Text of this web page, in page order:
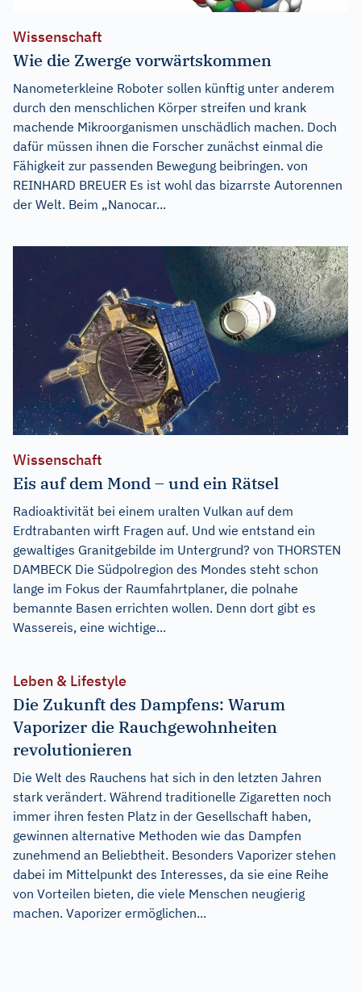
Wissenschaft
Wie die Zwerge vorwärtskommen
Nanometerkleine Roboter sollen künftig unter anderem
durch den menschlichen Körper streifen und krank
machende Mikroorganismen unschädlich machen. Doch
dafür müssen ihnen die Forscher zunächst einmal die
Fähigkeit zur passenden Bewegung beibringen. von
REINHARD BREUER Es ist wohl das bizarrste Autorennen
der Welt. Beim „Nanocar...
Wissenschaft
Eis auf dem Mond – und ein Rätsel
Radioaktivität bei einem uralten Vulkan auf dem
Erdtrabanten wirft Fragen auf. Und wie entstand ein
gewaltiges Granitgebilde im Untergrund? von THORSTEN
DAMBECK Die Südpolregion des Mondes steht schon
lange im Fokus der Raumfahrtplaner, die polnahe
bemannte Basen errichten wollen. Denn dort gibt es
Wassereis, eine wichtige...
Leben & Lifestyle
Die Zukunft des Dampfens: Warum
Vaporizer die Rauchgewohnheiten
revolutionieren
Die Welt des Rauchens hat sich in den letzten Jahren
stark verändert. Während traditionelle Zigaretten noch
immer ihren festen Platz in der Gesellschaft haben,
gewinnen alternative Methoden wie das Dampfen
zunehmend an Beliebtheit. Besonders Vaporizer stehen
dabei im Mittelpunkt des Interesses, da sie eine Reihe
von Vorteilen bieten, die viele Menschen neugierig
machen. Vaporizer ermöglichen...